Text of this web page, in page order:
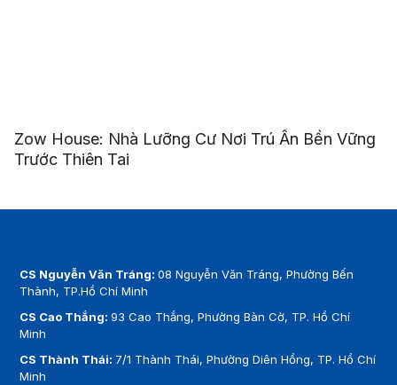
Zow House: Nhà Lưỡng Cư Nơi Trú Ẩn Bền Vững
Trước Thiên Tai
CS Nguyễn Văn Tráng:08 Nguyễn Văn Tráng, Phường Bến
Thành, TP.Hồ Chí Minh
CS Cao Thắng:93 Cao Thắng, Phường Bàn Cờ, TP. Hồ Chí
Minh
CS Thành Thái: 7/1 Thành Thái, Phường Diên Hồng, TP. Hồ Chí
Minh